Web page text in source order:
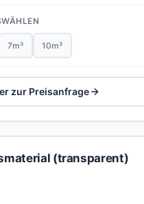
7m³ 10m³
zur Preisanfrage
(transparent)